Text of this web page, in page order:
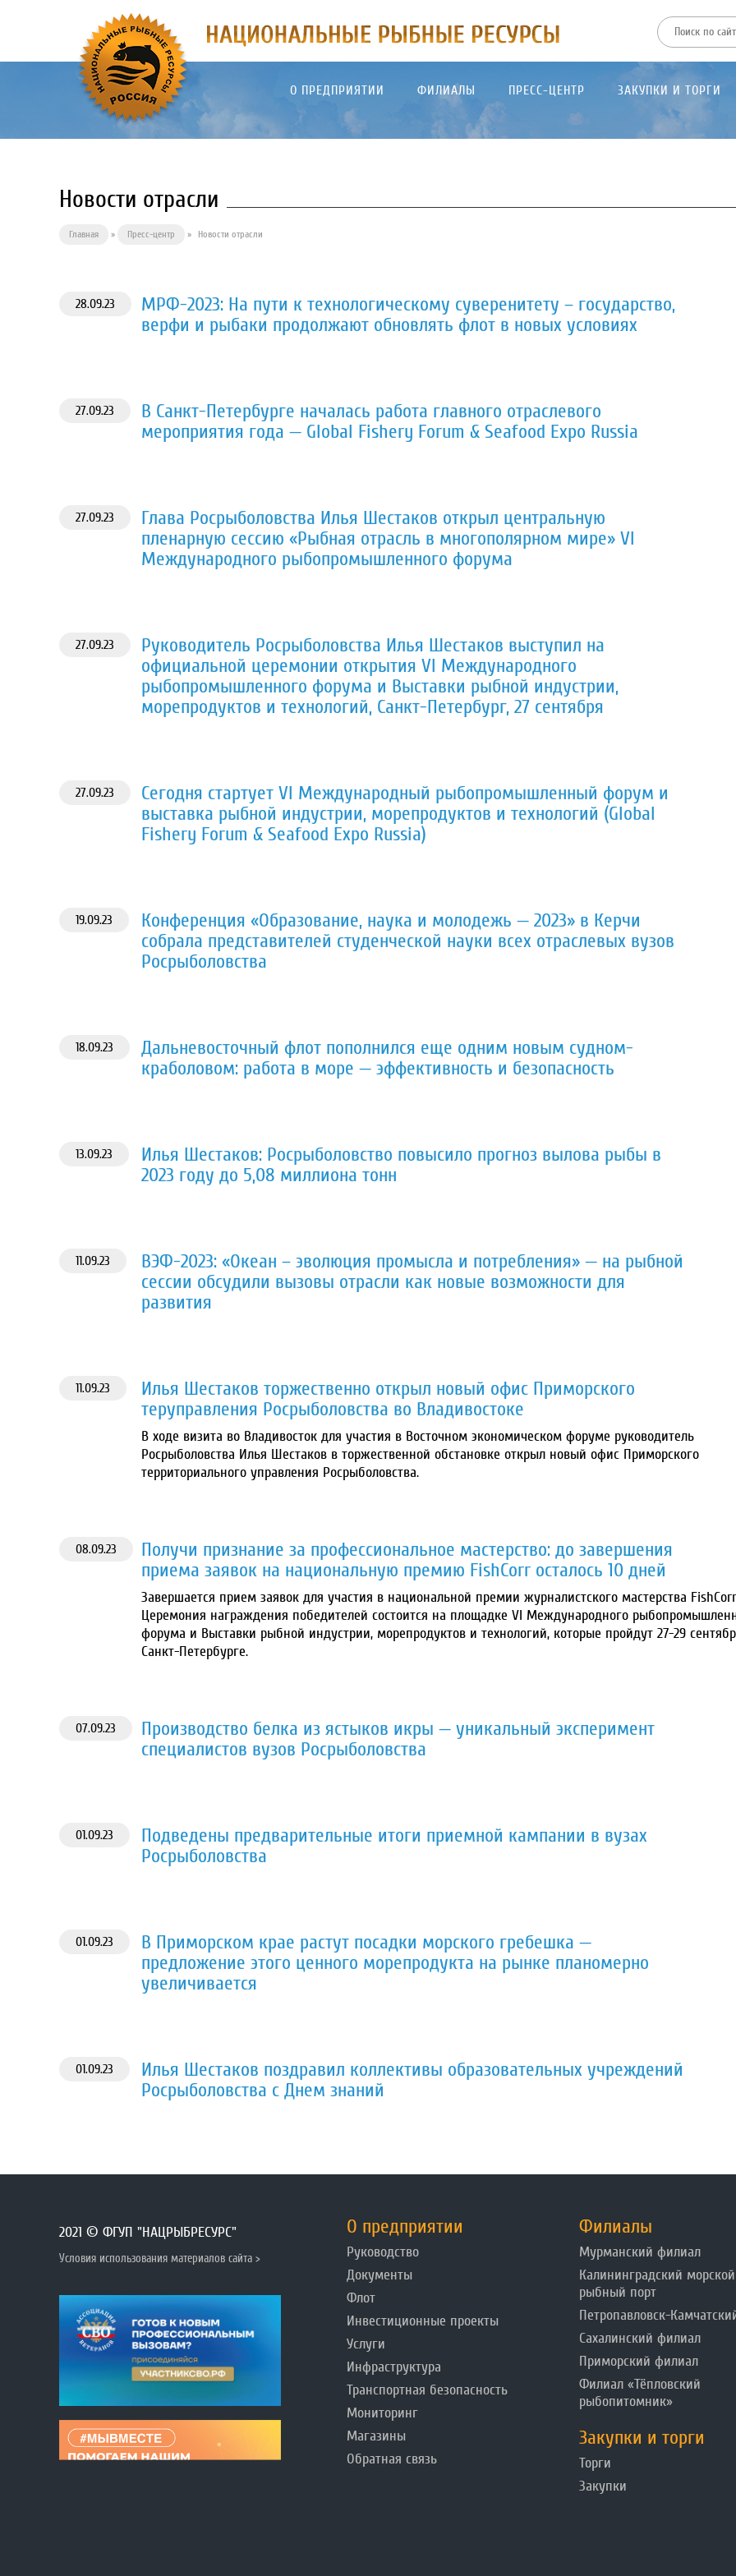
О ПРЕДПРИЯТИИ ФИЛИАЛЫ ПРЕСС-ЦЕНТР ЗАКУПКИ И ТОРГИ
Новости отрасли
Главная » Пресс-центр » Новости отрасли
28.09.23
МРФ-2023: На пути к технологическому суверенитету – государство,
верфи и рыбаки продолжают обновлять флот в новых условиях
27.09.23
В Санкт-Петербурге началась работа главного отраслевого
мероприятия года — Global Fishery Forum & Seafood Expo Russia
27.09.23
Глава Росрыболовства Илья Шестаков открыл центральную
пленарную сессию «Рыбная отрасль в многополярном мире» VI
Международного рыбопромышленного форума
27.09.23
Руководитель Росрыболовства Илья Шестаков выступил на
официальной церемонии открытия VI Международного
рыбопромышленного форума и Выставки рыбной индустрии,
морепродуктов и технологий, Санкт-Петербург, 27 сентября
27.09.23
Сегодня стартует VI Международный рыбопромышленный форум и
выставка рыбной индустрии, морепродуктов и технологий (Global
Fishery Forum & Seafood Expo Russia)
19.09.23
Конференция «Образование, наука и молодежь — 2023» в Керчи
собрала представителей студенческой науки всех отраслевых вузов
Росрыболовства
18.09.23
Дальневосточный флот пополнился еще одним новым судном-
краболовом: работа в море — эффективность и безопасность
13.09.23
Илья Шестаков: Росрыболовство повысило прогноз вылова рыбы в
2023 году до 5,08 миллиона тонн
11.09.23
ВЭФ-2023: «Океан – эволюция промысла и потребления» — на рыбной
сессии обсудили вызовы отрасли как новые возможности для
развития
11.09.23
Илья Шестаков торжественно открыл новый офис Приморского
теруправления Росрыболовства во Владивостоке
В ходе визита во Владивосток для участия в Восточном экономическом форуме руководитель
Росрыболовства Илья Шестаков в торжественной обстановке открыл новый офис Приморского
территориального управления Росрыболовства.
08.09.23
Получи признание за профессиональное мастерство: до завершения
приема заявок на национальную премию FishCorr осталось 10 дней
Завершается прием заявок для участия в национальной премии журналистского мастерства
Церемония награждения победителей состоится на площадке VI Международного
форума и Выставки рыбной индустрии, морепродуктов и технологий, которые пройдут 27-29
Санкт-Петербурге.
07.09.23
Производство белка из ястыков икры — уникальный эксперимент
специалистов вузов Росрыболовства
01.09.23
Подведены предварительные итоги приемной кампании в вузах
Росрыболовства
01.09.23
В Приморском крае растут посадки морского гребешка —
предложение этого ценного морепродукта на рынке планомерно
увеличивается
01.09.23
Илья Шестаков поздравил коллективы образовательных учреждений
Росрыболовства с Днем знаний
2021 © ФГУП "НАЦРЫБРЕСУРС"
Условия использования материалов сайта >
О предприятии
Руководство
Документы
Флот
Инвестиционные проекты
Услуги
Инфраструктура
Транспортная безопасность
Мониторинг
Магазины
Обратная связь
Филиалы
Мурманский филиал
Калининградский морской
рыбный порт
Петропавловск-
Сахалинский филиал
Приморский филиал
Филиал «Тёпловский
рыбопитомник»
Закупки и торги
Торги
Закупки